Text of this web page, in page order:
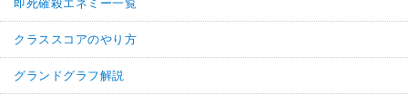
即死確殺エネミー一覧
クラススコアのやり方
グランドグラフ解説